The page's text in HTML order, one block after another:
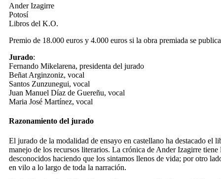
Ander Izagirre
Potosí
Libros del K.O.
Premio de 18.000 euros y 4.000 euros si la obra premiada se
Jurado:
Fernando Mikelarena, presidenta del jurado
Beñat Arginzoniz, vocal
Santos Zunzunegui, vocal
Juan Manuel Díaz de Guereñu, vocal
Maria José Martínez, vocal
Razonamiento del jurado
El jurado de la modalidad de ensayo en castellano ha destacado el
manejo de los recursos literarios. La crónica de Ander Izagirre tiene
desconocidos haciendo que los sintamos llenos de vida; por otro
en vilo a lo largo de toda la narración.